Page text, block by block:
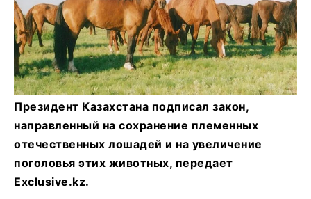
Президент Казахстана подписал закон,
направленный на сохранение племенных
отечественных лошадей и на увеличение
поголовья этих животных, передает
Exclusive.kz.